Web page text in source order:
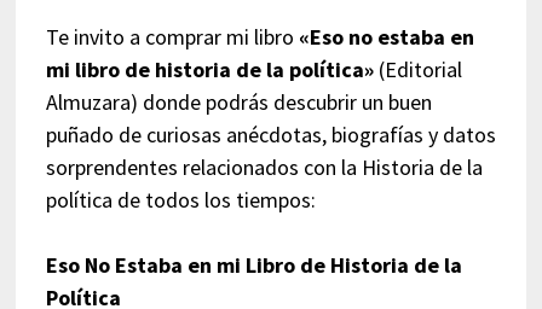
Te invito a comprar mi libro «Eso no estaba en
mi libro de historia de la política»(Editorial
Almuzara) donde podrás descubrir un buen
puñado de curiosas anécdotas, biografías y datos
sorprendentes relacionados con la Historia de la
política de todos los tiempos:
Eso No Estaba en mi Libro de Historia de la
Política